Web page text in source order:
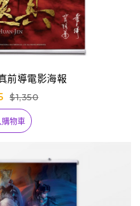
前導電影海報
$1,350
物車